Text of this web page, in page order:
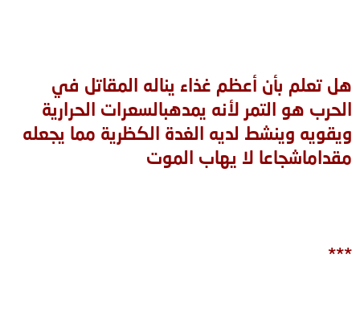
هل تعلم بأن أعظم غذاء يناله المقاتل في
الحرب هو التمر لأنه يمدهبالسعرات الحرارية
ويقويه وينشط لديه الغدة الكظرية مما يجعله
مقداماشجاعا لا يهاب الموت
***